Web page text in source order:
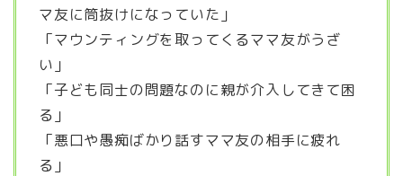
マ友に筒抜けになっていた」
「マウンティングを取ってくるママ友がうざ
い」
「子ども同士の問題なのに親が介入してきて困
る」
「悪口や愚痴ばかり話すママ友の相手に疲れ
る」